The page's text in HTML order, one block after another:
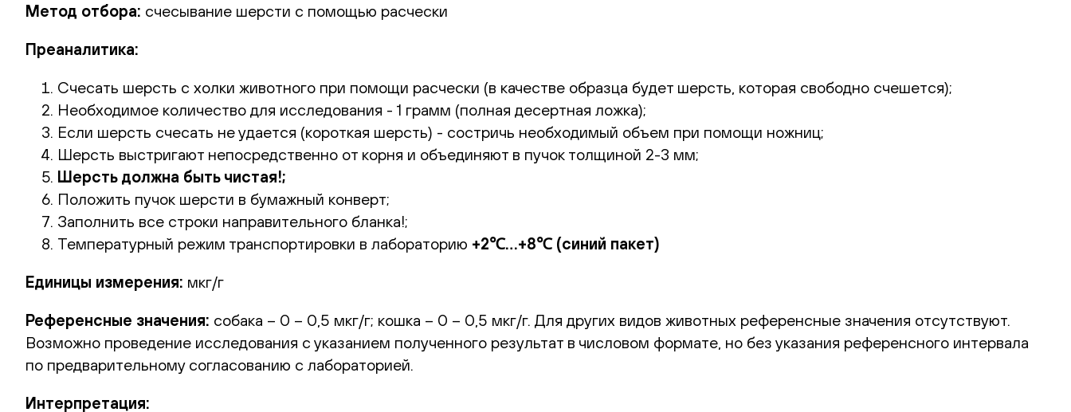
Метод отбора: счесывание шерсти с помощью расчески
Преаналитика:
Счесать шерсть с холки животного при помощи расчески (в качестве образца будет шерсть, которая свободно счешется);
Необходимое количество для исследования - 1 грамм (полная десертная ложка);
Если шерсть счесать не удается (короткая шерсть) - состричь необходимый объем при помощи ножниц;
Шерсть выстригают непосредственно от корня и объединяют в пучок толщиной 2-3 мм;
Шерсть должна быть чистая!;
Положить пучок шерсти в бумажный конверт;
Заполнить все строки направительного бланка!;
Температурный режим транспортировки в лабораторию +2℃…+8℃ (синий пакет)
Единицы измерения: мкг/г
Референсные значения: собака – 0 – 0,5 мкг/г; кошка – 0 – 0,5 мкг/г. Для других видов животных референсные значения отсутствуют.
Возможно проведение исследования с указанием полученного результат в числовом формате, но без указания референсного интервала
по предварительному согласованию с лабораторией.
Интерпретация: